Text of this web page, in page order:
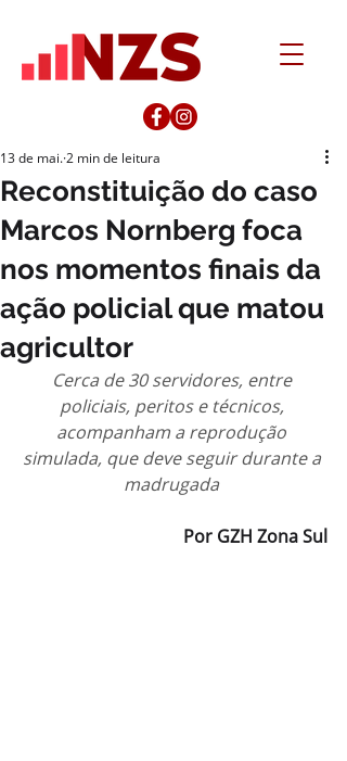
Reconstituição do caso
Marcos Nornberg foca
nos momentos finais da
ação policial que matou
agricultor
13 de mai.2 min de leitura
Cerca de 30 servidores, entre
policiais, peritos e técnicos,
acompanham a reprodução
simulada, que deve seguir durante a
madrugada
Por GZH Zona Sul